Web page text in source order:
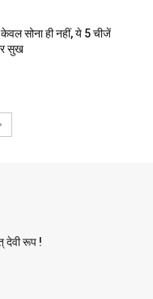
सोना ही नहीं, ये 5 चीजें
सुख
देवी रूप !